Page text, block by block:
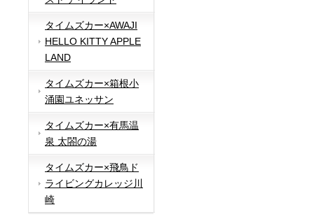
タイムズカー×AWAJI
HELLO KITTY APPLE
LAND
タイムズカー×箱根小
涌園ユネッサン
タイムズカー×有馬温
泉 太閤の湯
タイムズカー×飛鳥ド
ライビングカレッジ川
崎